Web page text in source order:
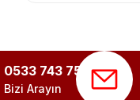
0533 743 75 56
Bizi Arayın